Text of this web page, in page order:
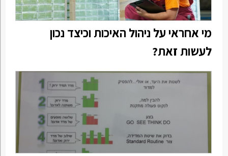
מי אחראי על ניהול האיכות וכיצד נכון
לעשות זאת?